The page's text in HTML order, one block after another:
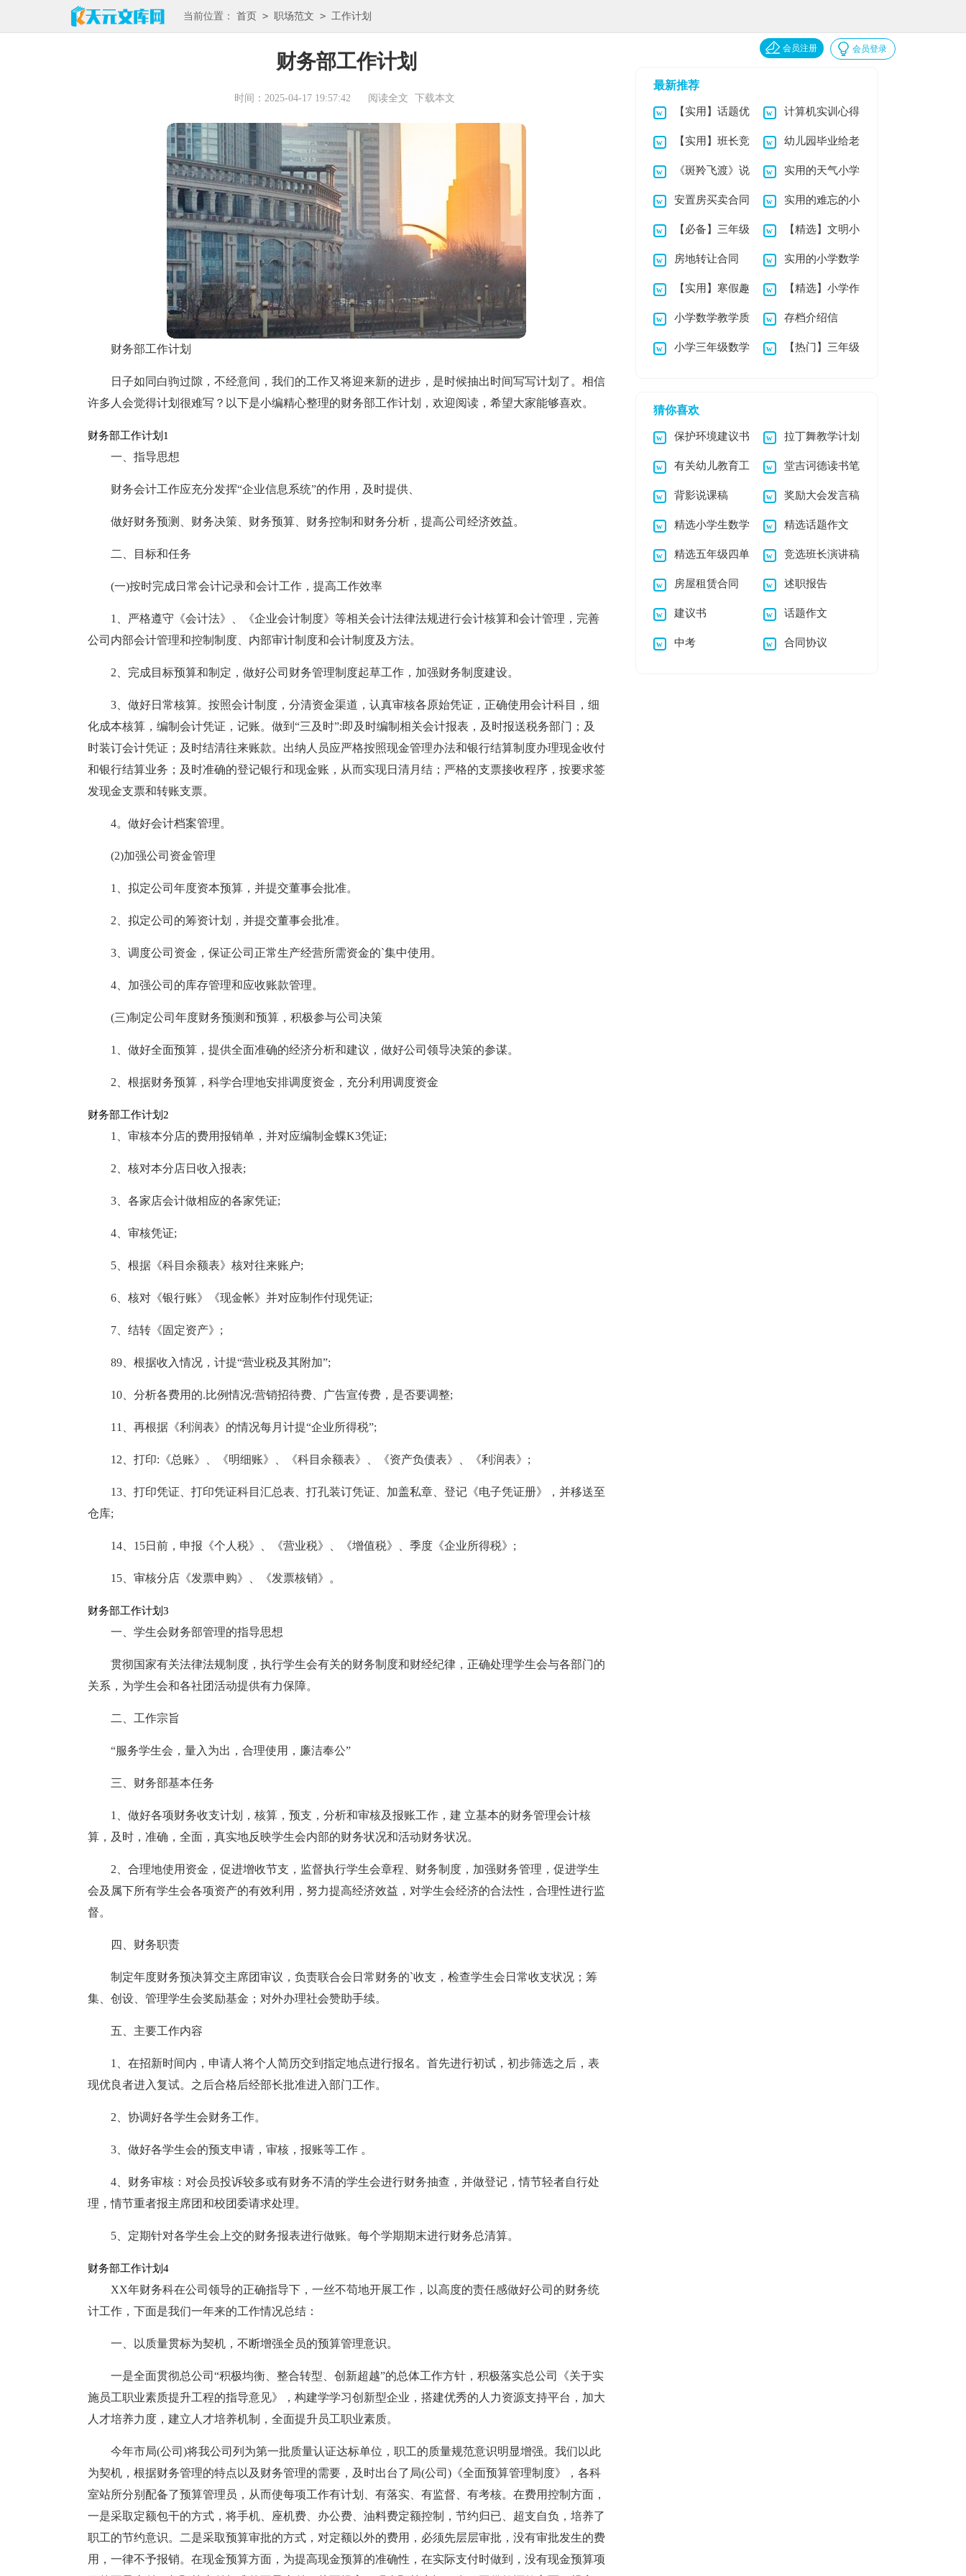
当前位置： 首页 > 职场范文 > 工作计划
会员登录
会员注册
财务部工作计划
时间：2025-04-17 19:57:42 阅读全文 下载本文
财务部工作计划
日子如同白驹过隙，不经意间，我们的工作又将迎来新的进步，是时候抽出时间写写计划了。相信
许多人会觉得计划很难写？以下是小编精心整理的财务部工作计划，欢迎阅读，希望大家能够喜欢。
财务部工作计划1
一、指导思想
财务会计工作应充分发挥“企业信息系统”的作用，及时提供、
做好财务预测、财务决策、财务预算、财务控制和财务分析，提高公司经济效益。
二、目标和任务
(一)按时完成日常会计记录和会计工作，提高工作效率
1、严格遵守《会计法》、《企业会计制度》等相关会计法律法规进行会计核算和会计管理，完善
公司内部会计管理和控制制度、内部审计制度和会计制度及方法。
2、完成目标预算和制定，做好公司财务管理制度起草工作，加强财务制度建设。
3、做好日常核算。按照会计制度，分清资金渠道，认真审核各原始凭证，正确使用会计科目，细
化成本核算，编制会计凭证，记账。做到“三及时”:即及时编制相关会计报表，及时报送税务部门；及
时装订会计凭证；及时结清往来账款。出纳人员应严格按照现金管理办法和银行结算制度办理现金收付
和银行结算业务；及时准确的登记银行和现金账，从而实现日清月结；严格的支票接收程序，按要求签
发现金支票和转账支票。
4。做好会计档案管理。
(2)加强公司资金管理
1、拟定公司年度资本预算，并提交董事会批准。
2、拟定公司的筹资计划，并提交董事会批准。
3、调度公司资金，保证公司正常生产经营所需资金的`集中使用。
4、加强公司的库存管理和应收账款管理。
(三)制定公司年度财务预测和预算，积极参与公司决策
1、做好全面预算，提供全面准确的经济分析和建议，做好公司领导决策的参谋。
2、根据财务预算，科学合理地安排调度资金，充分利用调度资金
财务部工作计划2
1、审核本分店的费用报销单，并对应编制金蝶K3凭证;
2、核对本分店日收入报表;
3、各家店会计做相应的各家凭证;
4、审核凭证;
5、根据《科目余额表》核对往来账户;
6、核对《银行账》《现金帐》并对应制作付现凭证;
7、结转《固定资产》;
89、根据收入情况，计提“营业税及其附加”;
10、分析各费用的.比例情况:营销招待费、广告宣传费，是否要调整;
11、再根据《利润表》的情况每月计提“企业所得税”;
12、打印:《总账》、《明细账》、《科目余额表》、《资产负债表》、《利润表》;
13、打印凭证、打印凭证科目汇总表、打孔装订凭证、加盖私章、登记《电子凭证册》，并移送至
仓库;
14、15日前，申报《个人税》、《营业税》、《增值税》、季度《企业所得税》;
15、审核分店《发票申购》、《发票核销》。
财务部工作计划3
一、学生会财务部管理的指导思想
贯彻国家有关法律法规制度，执行学生会有关的财务制度和财经纪律，正确处理学生会与各部门的
关系，为学生会和各社团活动提供有力保障。
二、工作宗旨
“服务学生会，量入为出，合理使用，廉洁奉公”
三、财务部基本任务
1、做好各项财务收支计划，核算，预支，分析和审核及报账工作，建 立基本的财务管理会计核
算，及时，准确，全面，真实地反映学生会内部的财务状况和活动财务状况。
2、合理地使用资金，促进增收节支，监督执行学生会章程、财务制度，加强财务管理，促进学生
会及属下所有学生会各项资产的有效利用，努力提高经济效益，对学生会经济的合法性，合理性进行监
督。
四、财务职责
制定年度财务预决算交主席团审议，负责联合会日常财务的`收支，检查学生会日常收支状况；筹
集、创设、管理学生会奖励基金；对外办理社会赞助手续。
五、主要工作内容
1、在招新时间内，申请人将个人简历交到指定地点进行报名。首先进行初试，初步筛选之后，表
现优良者进入复试。之后合格后经部长批准进入部门工作。
2、协调好各学生会财务工作。
3、做好各学生会的预支申请，审核，报账等工作 。
4、财务审核：对会员投诉较多或有财务不清的学生会进行财务抽查，并做登记，情节轻者自行处
理，情节重者报主席团和校团委请求处理。
5、定期针对各学生会上交的财务报表进行做账。每个学期期末进行财务总清算。
财务部工作计划4
XX年财务科在公司领导的正确指导下，一丝不苟地开展工作，以高度的责任感做好公司的财务统
计工作，下面是我们一年来的工作情况总结：
一、以质量贯标为契机，不断增强全员的预算管理意识。
一是全面贯彻总公司“积极均衡、整合转型、创新超越”的总体工作方针，积极落实总公司《关于实
施员工职业素质提升工程的指导意见》，构建学学习创新型企业，搭建优秀的人力资源支持平台，加大
人才培养力度，建立人才培养机制，全面提升员工职业素质。
今年市局(公司)将我公司列为第一批质量认证达标单位，职工的质量规范意识明显增强。我们以此
为契机，根据财务管理的特点以及财务管理的需要，及时出台了局(公司)《全面预算管理制度》，各科
室站所分别配备了预算管理员，从而使每项工作有计划、有落实、有监督、有考核。在费用控制方面，
一是采取定额包干的方式，将手机、座机费、办公费、油料费定额控制，节约归已、超支自负，培养了
职工的节约意识。二是采取预算审批的方式，对定额以外的费用，必须先层层审批，没有审批发生的费
用，一律不予报销。在现金预算方面，为提高现金预算的准确性，在实际支付时做到，没有现金预算项
最新推荐
【实用】话题优
秀作文集合6篇
计算机实训心得
体会
【实用】班长竞
选演讲稿模板合集9
篇
幼儿园毕业给老
师的感谢信
《斑羚飞渡》说
课稿
实用的天气小学
作文合集8篇
安置房买卖合同
(14篇)
实用的难忘的小
学作文4篇
【必备】三年级
小学作文4篇
【精选】文明小
学作文300字4篇
房地转让合同 实用的小学数学
教案四篇
【实用】寒假趣
事小学作文四篇
【精选】小学作
文300字3篇
小学数学教学质
量提升方案集合13
存档介绍信
小学三年级数学 【热门】三年级
猜你喜欢
保护环境建议书
作文合集6篇
拉丁舞教学计划
7篇
有关幼儿教育工
作计划锦集六篇
堂吉诃德读书笔
记
背影说课稿 奖励大会发言稿
精选小学生数学
日记模板集锦5篇
精选话题作文
300字集合六篇
精选五年级四单
元作文300字合集五
篇
竞选班长演讲稿
【精】
房屋租赁合同 述职报告
建议书 话题作文
中考 合同协议